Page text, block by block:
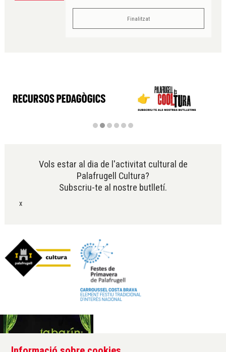
Finalitzat
Vols estar al dia de l'activitat cultural de
Palafrugell Cultura?
Subscriu-te al nostre butlletí.
x